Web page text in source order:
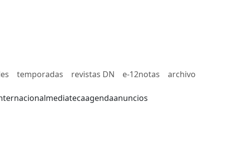
temporadas revistas DN e-12notas archivo
mediatecaagendaanuncios